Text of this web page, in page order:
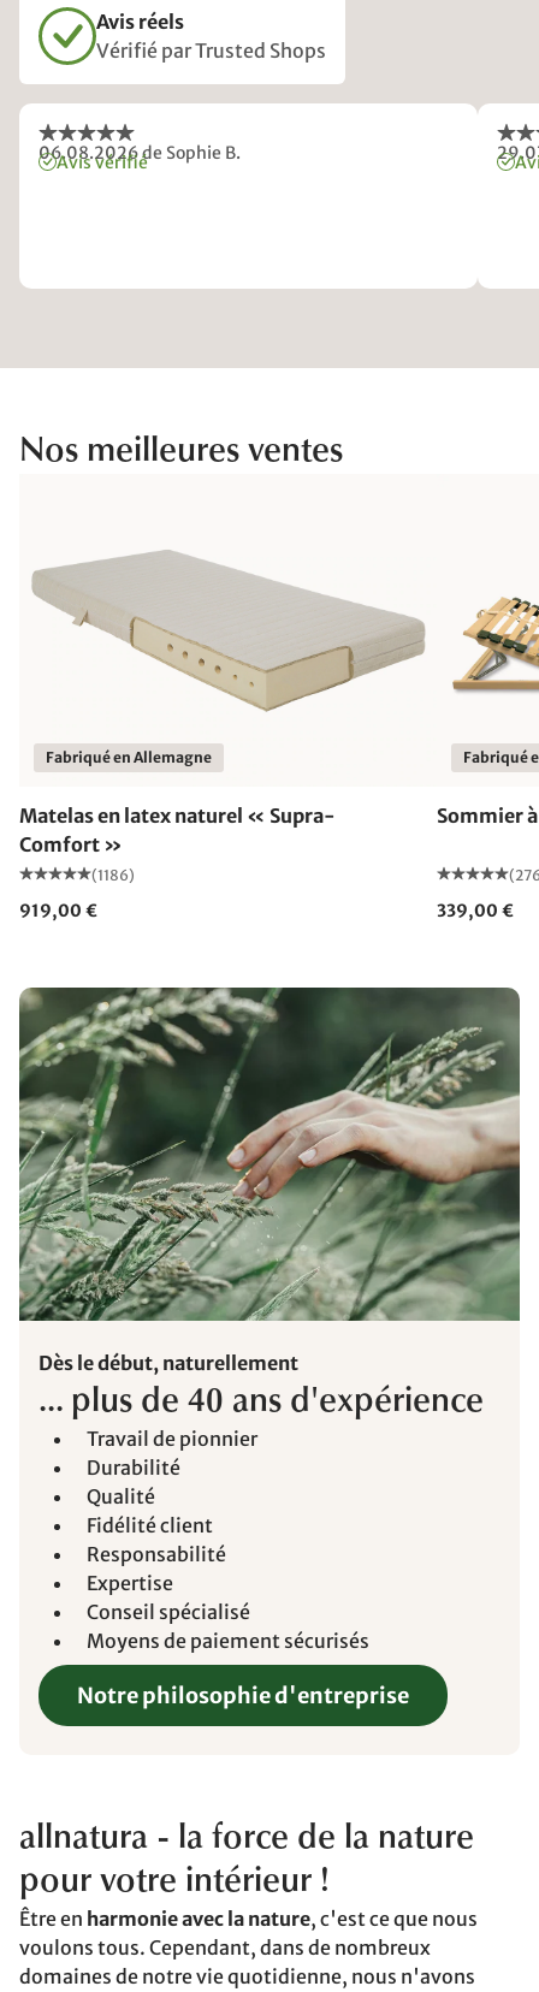
Avis réels
Vérifié par Trusted Shops
06.08.2026de Sophie B.
Avis vérifié
Nos meilleures ventes
Fabriqué en Allemagne
Matelas en latex naturel « Supra-
Comfort »
(1186)
919,00 €
Fabriqué
Sommier
339,00 €
Dès le début, naturellement
... plus de 40 ans d'expérience
Travail de pionnier
Durabilité
Qualité
Fidélité client
Responsabilité
Expertise
Conseil spécialisé
Moyens de paiement sécurisés
Notre philosophie d'entreprise
allnatura - la force de la nature
pour votre intérieur !
Être en harmonie avec la nature, c'est ce que nous
voulons tous. Cependant, dans de nombreux
domaines de notre vie quotidienne, nous n'avons